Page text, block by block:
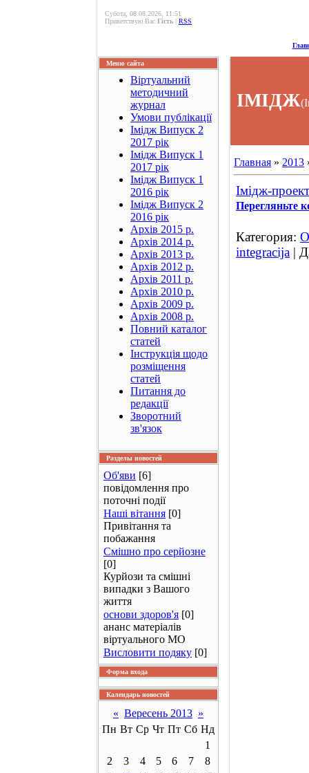
Субота, 08.08.2026, 11:51
Приветствую Вас Гість | RSS
Меню сайта
Віртуальний
методичний
журнал
Умови публікації
Імідж Випуск 2
2017 рік
Імідж Випуск 1
2017 рік
Імідж Випуск 1
2016 рік
Імідж Випуск 2
2016 рік
Архів 2015 р.
Архів 2014 р.
Архів 2013 р.
Архів 2012 р.
Архів 2011 р.
Архів 2010 р.
Архів 2009 р.
Архів 2008 р.
Повний каталог
статей
Інструкція щодо
розміщення
статей
Питання до
редакції
Зворотний
зв'язок
Разделы новостей
Об'яви [6]
повідомлення про
поточні події
Наші вітання [0]
Привітання та
побажання
Смішно про серйозне
[0]
Курйози та смішні
випадки з Вашого
життя
основи здоров'я [0]
ананс матеріалів
віртуального МО
Висловити подяку [0]
Форма входа
Календарь новостей
« Вересень 2013 »
Пн Вт Ср Чт Пт Сб Нд
1
2
3 4 5 6 7
8
ІМІДЖ
Главная » 2013
Імідж-проект
Перегляньте
Категория:
integracija |